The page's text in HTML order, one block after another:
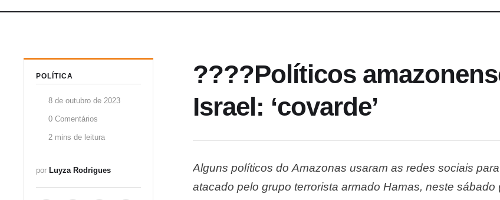
POLÍTICA
8 de outubro de 2023
0 Comentários
2 mins de leitura
por Luyza Rodrigues
????Políticos
Israel: ‘covarde’
Alguns políticos do Amazonas usaram as redes sociais
atacado pelo grupo terrorista armado Hamas, neste